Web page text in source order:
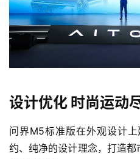
设计优化 时尚运动
问界M5标准版在外观设计
约、纯净的设计理念，打造